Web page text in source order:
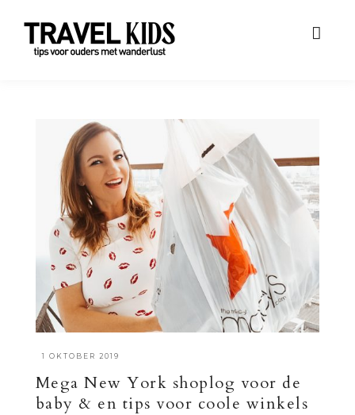
·1 OKTOBER 2019
Mega New York shoplog voor de
baby & en tips voor coole winkels